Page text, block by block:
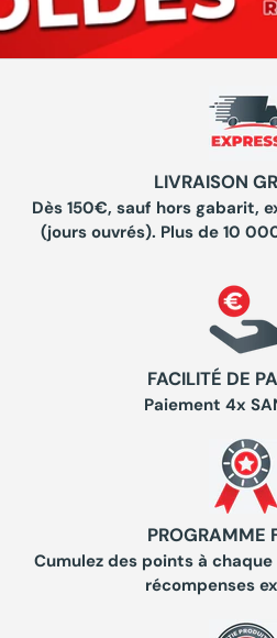
LIVRAISON
Dès 150€, sauf hors gabarit,
(jours ouvrés). Plus de 10
FACILITÉ DE
Paiement 4x
PROGRAMME
Cumulez des points à
récompenses